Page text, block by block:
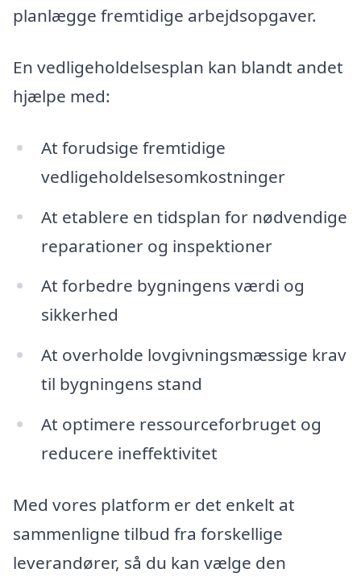
planlægge fremtidige arbejdsopgaver.
En vedligeholdelsesplan kan blandt andet
hjælpe med:
At forudsige fremtidige
vedligeholdelsesomkostninger
At etablere en tidsplan for nødvendige
reparationer og inspektioner
At forbedre bygningens værdi og
sikkerhed
At overholde lovgivningsmæssige krav
til bygningens stand
At optimere ressourceforbruget og
reducere ineffektivitet
Med vores platform er det enkelt at
sammenligne tilbud fra forskellige
leverandører, så du kan vælge den